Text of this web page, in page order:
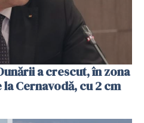
a crescut, în zona
Cernavodă, cu 2 cm